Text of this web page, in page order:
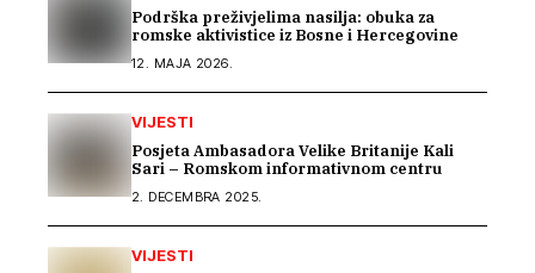
Podrška preživjelima nasilja: obuka za
romske aktivistice iz Bosne i Hercegovine
12. MAJA 2026.
VIJESTI
Posjeta Ambasadora Velike Britanije Kali
Sari – Romskom informativnom centru
2. DECEMBRA 2025.
VIJESTI